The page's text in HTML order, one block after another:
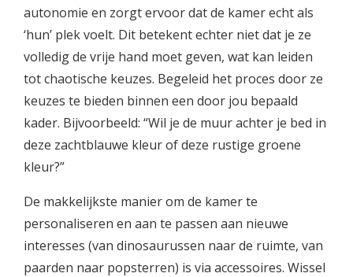
autonomie en zorgt ervoor dat de kamer echt als
‘hun’ plek voelt. Dit betekent echter niet dat je ze
volledig de vrije hand moet geven, wat kan leiden
tot chaotische keuzes. Begeleid het proces door ze
keuzes te bieden binnen een door jou bepaald
kader. Bijvoorbeeld: “Wil je de muur achter je bed in
deze zachtblauwe kleur of deze rustige groene
kleur?”
De makkelijkste manier om de kamer te
personaliseren en aan te passen aan nieuwe
interesses (van dinosaurussen naar de ruimte, van
paarden naar popsterren) is via accessoires. Wissel